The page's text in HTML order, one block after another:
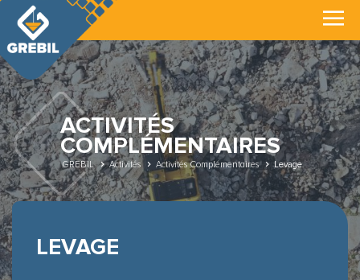
ACTIVITÉS
COMPLÉMENTAIRES
GREBIL Activités Activités Complémentaires Levage
LEVAGE